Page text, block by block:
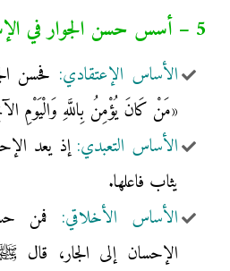
5 – أسس حسن الجوار في الإسلام:
الأساس الإعتقادي: فحسن
«مَنْ كَانَ يُؤْمِنُ بِاللَّهِ وَالْيَوْمِ
الأساس التعبدي: إذ يعد
يثاب فاعلها.
الأساس الأخلاقي: فمن
الإحسان إلى الجار، قال